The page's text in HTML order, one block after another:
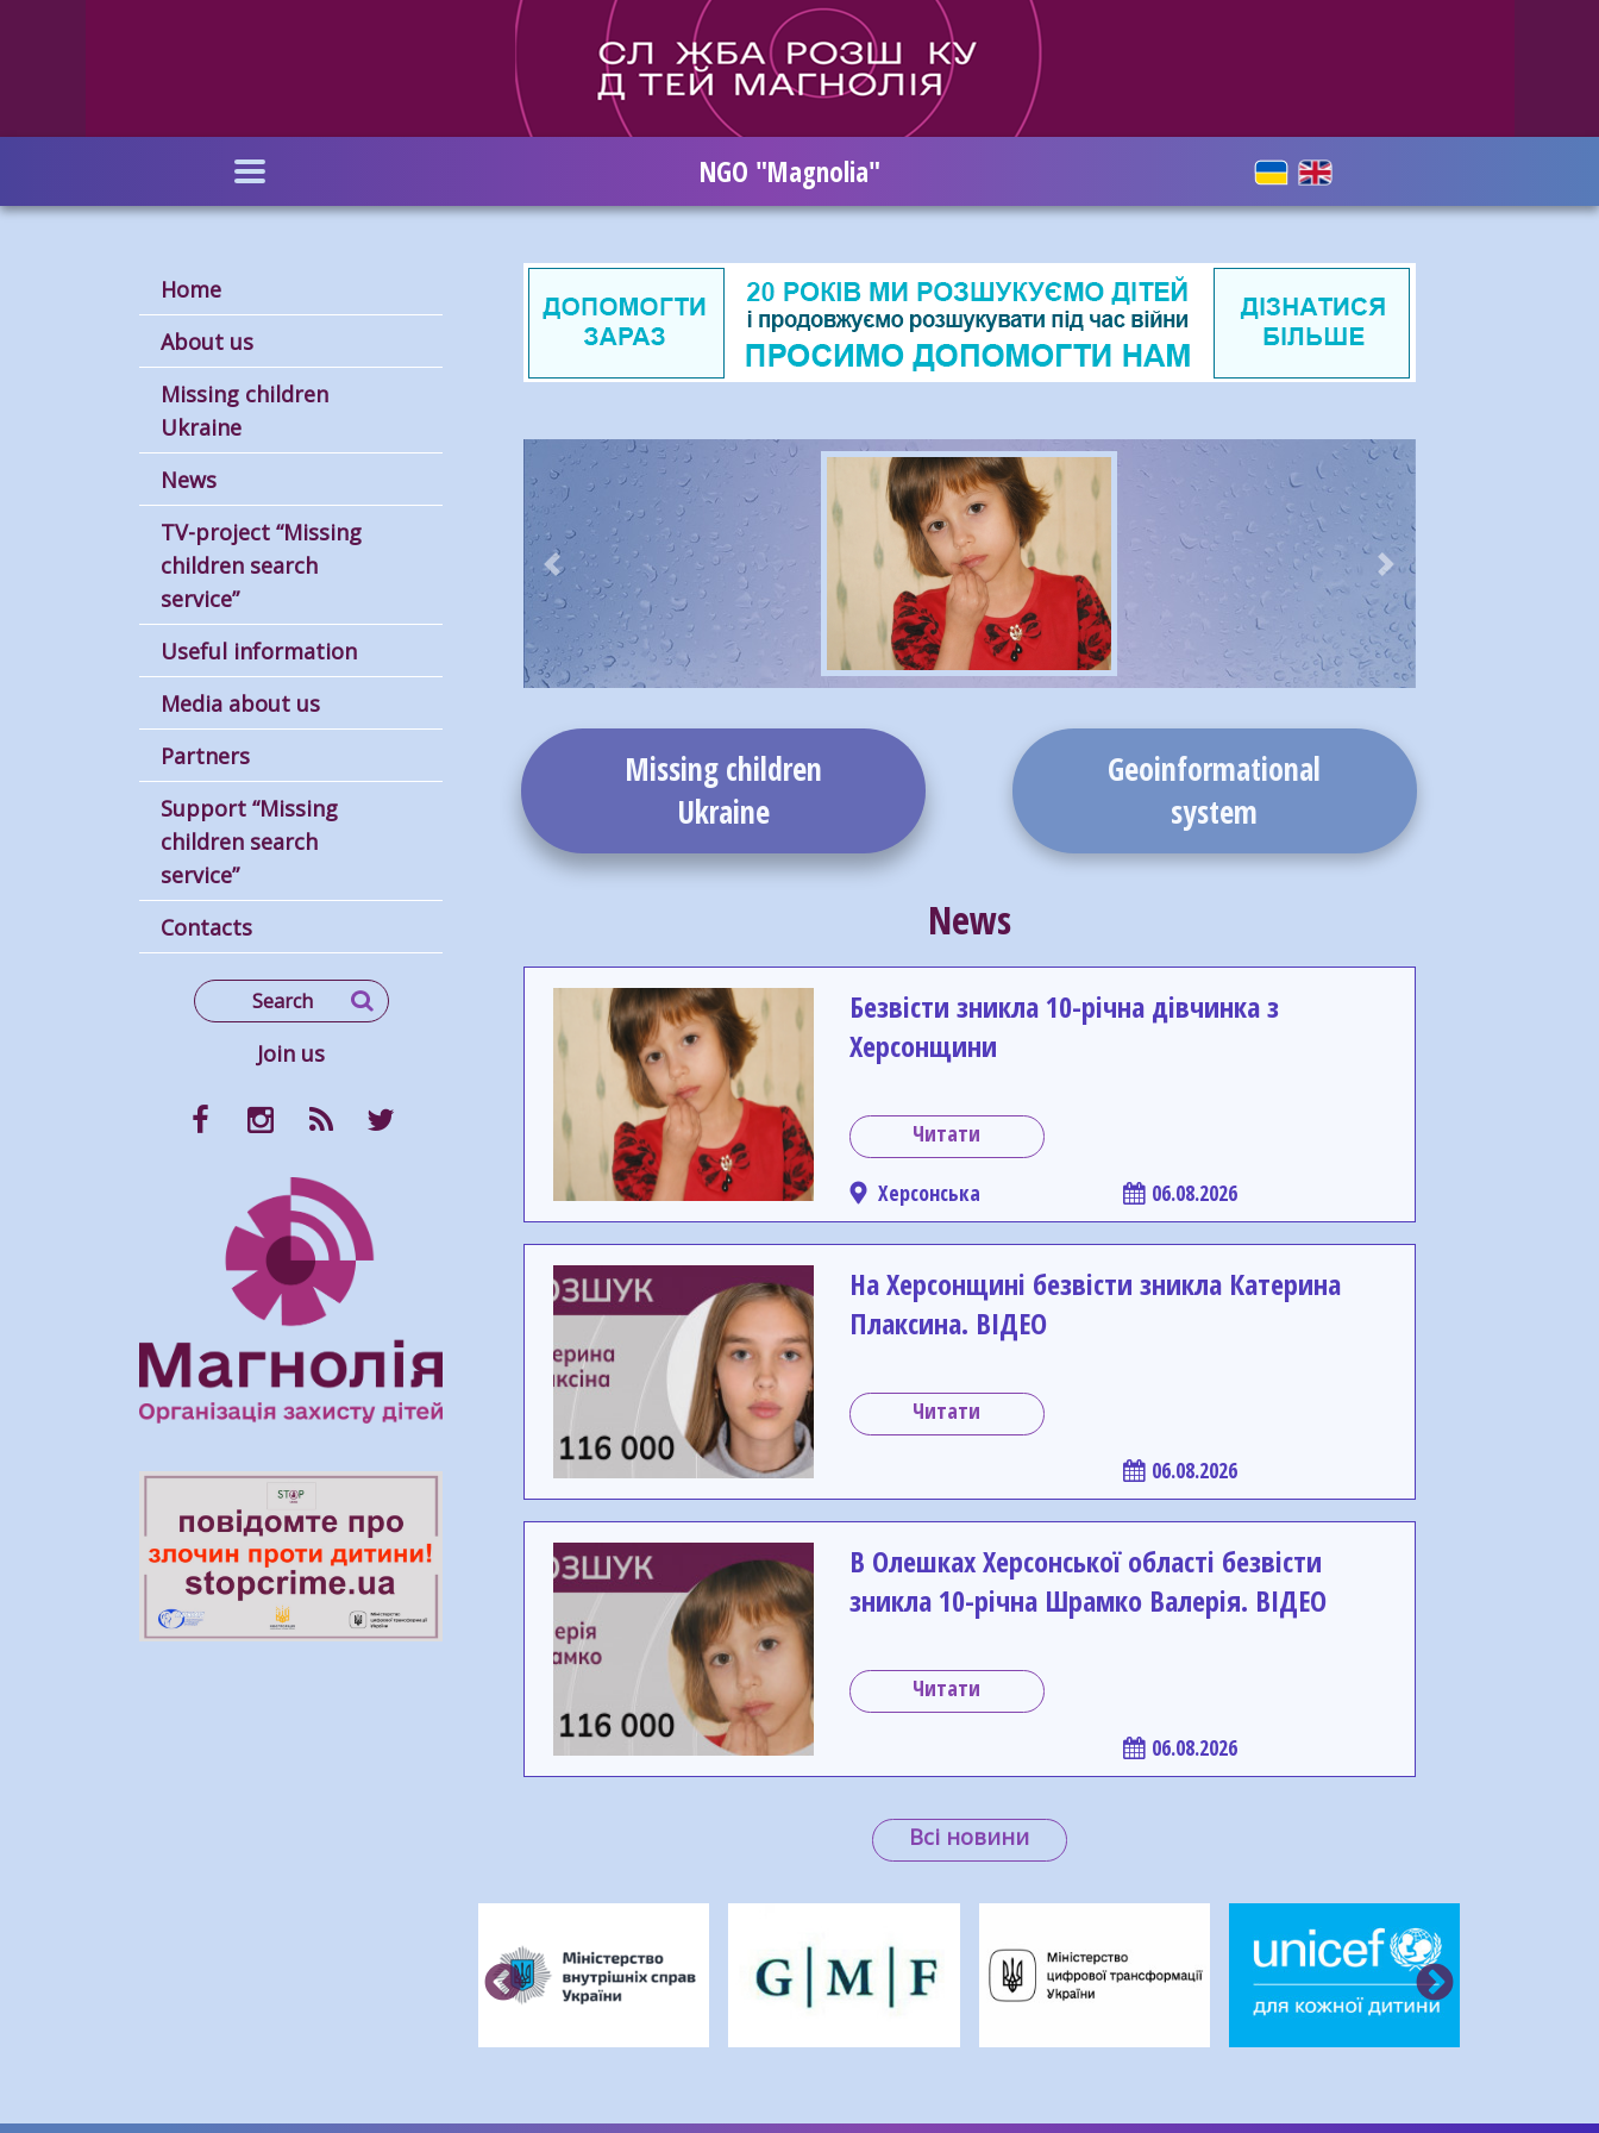
NGO "Magnolia"
Home
About us
Missing children
Ukraine
News
TV-project “Missing
children search
service”
Useful information
Media about us
Partners
Support “Missing
children search
service”
Contacts
Join us
Previous Next
Missing children
Ukraine
Geoinformational
system
News
Безвісти зникла 10-річна дівчинка з
Херсонщини
Читати
Херсонська 06.08.2026
На Херсонщині безвісти зникла Катерина
Плаксина. ВІДЕО
Читати
06.08.2026
В Олешках Херсонської області безвісти
зникла 10-річна Шрамко Валерія. ВІДЕО
Читати
06.08.2026
Всі новини